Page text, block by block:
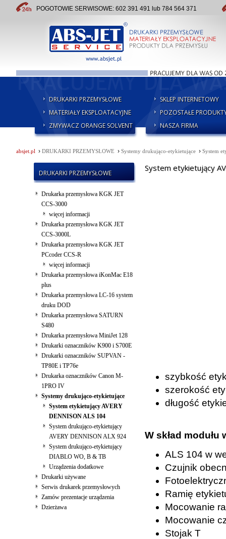
POGOTOWIE SERWISOWE: 602 391 491 lub 784 564 371
DRUKARKI PRZEMYSŁOWE
MATERIAŁY EKSPLOATACYJNE
ZMYWACZ ORANGE SOLVENT
SKLEP INTERNETOWY
POZOSTAŁE
NASZA FIRMA
absjet.pl› DRUKARKI PRZEMYSŁOWE › Systemy drukująco-etykietujące› System
DRUKARKI PRZEMYSŁOWE
Drukarka przemysłowa KGK JET
CCS-3000
więcej informacji
Drukarka przemysłowa KGK JET
CCS-3000L
Drukarka przemysłowa KGK JET
PCcoder CCS-R
więcej informacji
Drukarka przemysłowa iKonMac E18
plus
Drukarka przemysłowa LC-16 system
druku DOD
Drukarka przemysłowa SATURN
S480
Drukarka przemysłowa MiniJet 128
Drukarki oznaczników K900 i S700E
Drukarki oznaczników SUPVAN -
TP80E i TP76e
Drukarka oznaczników Canon M-
1PRO IV
Systemy drukująco-etykietujące
System etykietujący AVERY
DENNISON ALS 104
System drukująco-etykietujący
AVERY DENNISON ALX 924
System drukująco-etykietujący
DIABLO WO, B & TB
Urządzenia dodatkowe
Drukarki używane
Serwis drukarek przemysłowych
Zamów prezentacje urządzenia
Dzierżawa
System etykietujący
szybkość
szerokość
długość
W skład
ALS 104 w
Czujnik
Ramię
Mocowanie
Mocowanie
Stojak T